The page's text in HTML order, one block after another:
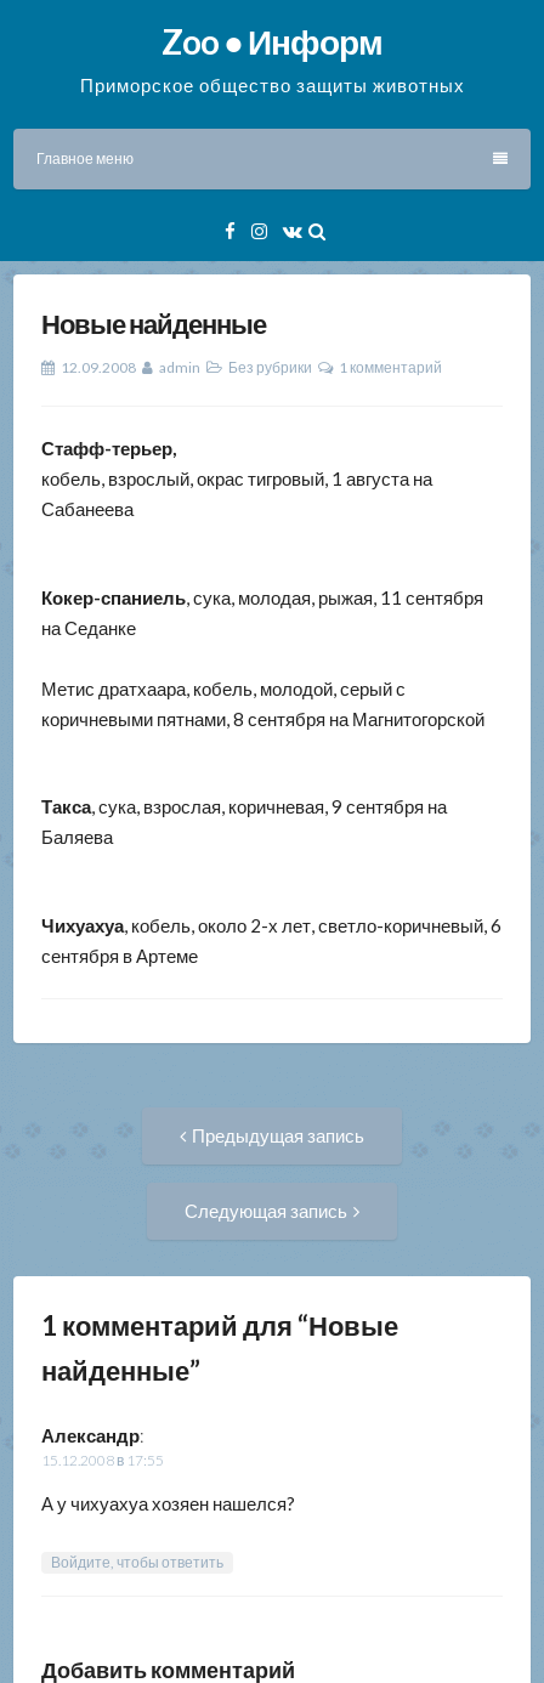
содержимому
Zoo ● Информ
Приморское общество защиты животных
Главное меню
Facebook
Instagram
VK
Новые найденные
12.09.2008 admin Без рубрики 1 комментарий
Стафф-терьер,
кобель, взрослый, окрас тигровый, 1 августа на
Сабанеева
Кокер-спаниель, сука, молодая, рыжая, 11 сентября
на Седанке
Метис дратхаара, кобель, молодой, серый с
коричневыми пятнами, 8 сентября на Магнитогорской
Такса, сука, взрослая, коричневая, 9 сентября на
Баляева
Чихуахуа, кобель, около 2-х лет, светло-коричневый, 6
сентября в Артеме
Навигация
записям
Предыдущая запись
Следующая запись
1 комментарий для “Новые
найденные”
Александр:
15.12.2008 в 17:55
А у чихуахуа хозяен нашелся?
Войдите, чтобы ответить
Добавить комментарий